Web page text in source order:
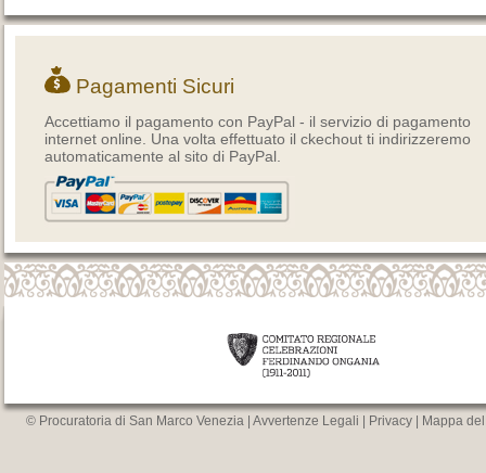
Pagamenti Sicuri
Accettiamo il pagamento con PayPal - il servizio di pagamento
internet online. Una volta effettuato il ckechout ti indirizzeremo
automaticamente al sito di PayPal.
© Procuratoria di San Marco Venezia | Avvertenze Legali Privacy Mappa